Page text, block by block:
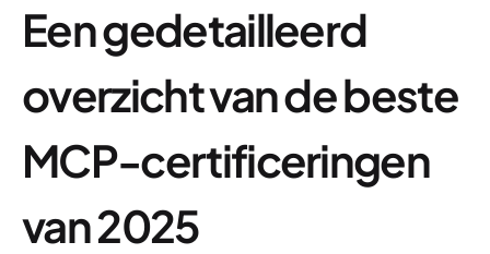
Een gedetailleerd
overzicht van de beste
MCP-certificeringen
van 2025